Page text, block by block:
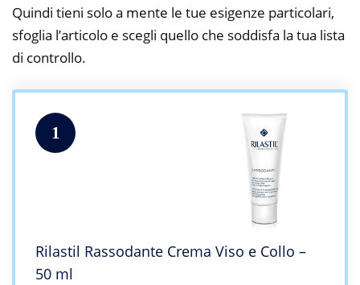
Quindi tieni solo a mente le tue esigenze particolari,
sfoglia l’articolo e scegli quello che soddisfa la tua lista
di controllo.
1
Rilastil Rassodante Crema Viso e Collo –
50 ml